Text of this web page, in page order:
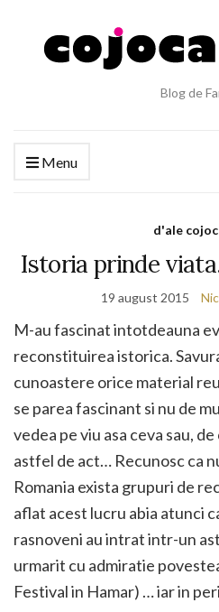
Blog de
Menu
d'ale
Istoria prinde
19 august 2015
M-au fascinat intotdeauna
reconstituirea istorica.
cunoastere orice material
se parea fascinant si nu de
vedea pe viu asa ceva sau,
astfel de act… Recunosc ca
Romania exista grupuri de
aflat acest lucru abia atunci
rasnoveni au intrat intr-un
urmarit cu admiratie
Festival in Hamar) … iar in